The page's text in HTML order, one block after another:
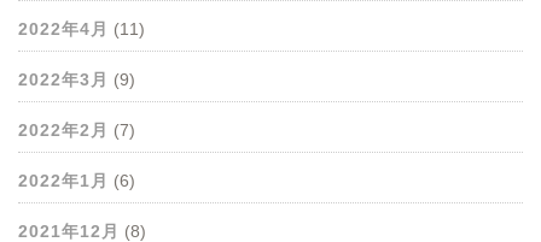
2022年4月 (11)
2022年3月 (9)
2022年2月 (7)
2022年1月 (6)
2021年12月 (8)